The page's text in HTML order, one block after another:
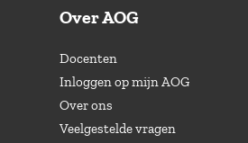
Over AOG
Docenten
Inloggen op mijn AOG
Over ons
Veelgestelde vragen